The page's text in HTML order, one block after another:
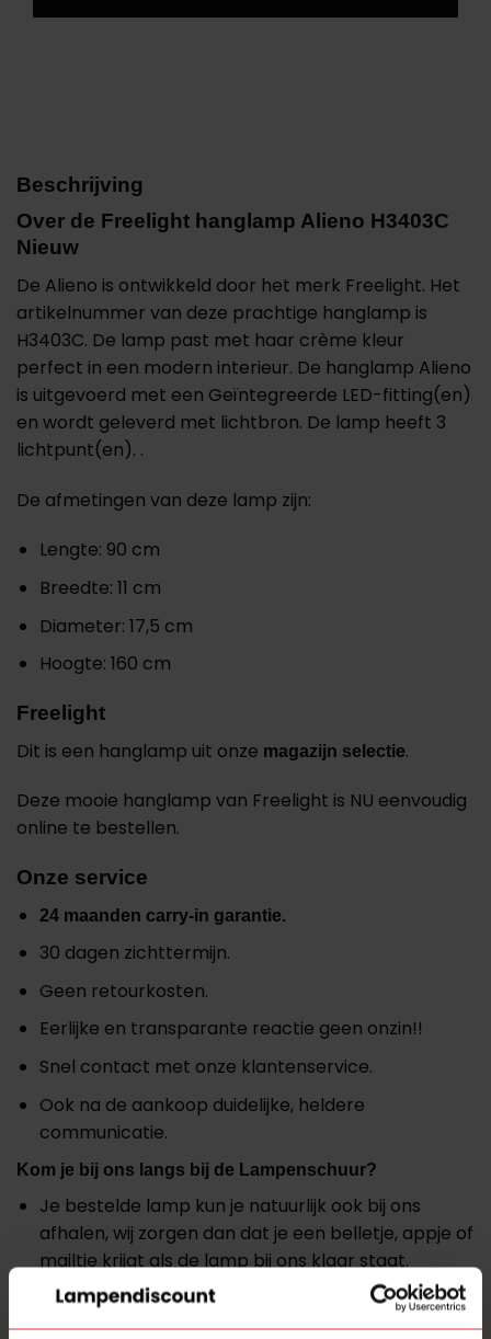
Beschrijving
Over de Freelight hanglamp Alieno H3403C
Nieuw
De Alieno is ontwikkeld door het merk Freelight. Het
artikelnummer van deze prachtige hanglamp is
H3403C. De lamp past met haar crème kleur
perfect in een modern interieur. De hanglamp Alieno
is uitgevoerd met een Geïntegreerde LED-fitting(en)
en wordt geleverd met lichtbron. De lamp heeft 3
lichtpunt(en). .
De afmetingen van deze lamp zijn:
Lengte: 90 cm
Breedte: 11 cm
Diameter: 17,5 cm
Hoogte: 160 cm
Freelight
Dit is een hanglamp uit onze magazijn selectie.
Deze mooie hanglamp van Freelight is NU eenvoudig
online te bestellen.
Onze service
24 maanden carry-in garantie.
30 dagen zichttermijn.
Geen retourkosten.
Eerlijke en transparante reactie geen onzin!!
Snel contact met onze klantenservice.
Ook na de aankoop duidelijke, heldere
communicatie.
Kom je bij ons langs bij de Lampenschuur?
Je bestelde lamp kun je natuurlijk ook bij ons
afhalen, wij zorgen dan dat je een belletje, appje of
mailtje krijgt als de lamp bij ons klaar staat.
Altijd minimaal 10%korting* bij afhalen. *(t.o.v.
winkeladviesprijs)